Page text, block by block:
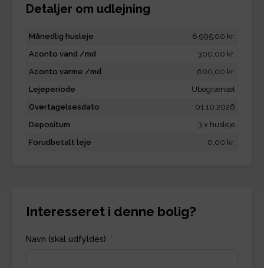
Detaljer om udlejning
Månedlig husleje
8.995,00 kr.
Aconto vand /md
300,00 kr.
Aconto varme /md
600,00 kr.
Lejeperiode
Ubegrænset
Overtagelsesdato
01.10.2026
Depositum
3 x husleje
Forudbetalt leje
0,00 kr.
Interesseret i denne bolig?
Navn (skal udfyldes)